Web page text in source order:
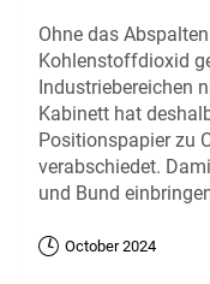
Ohne das
Kohlenstoffdioxid
Industriebereichen
Kabinett hat
Positionspapier zu
verabschiedet.
und Bund
October 2024